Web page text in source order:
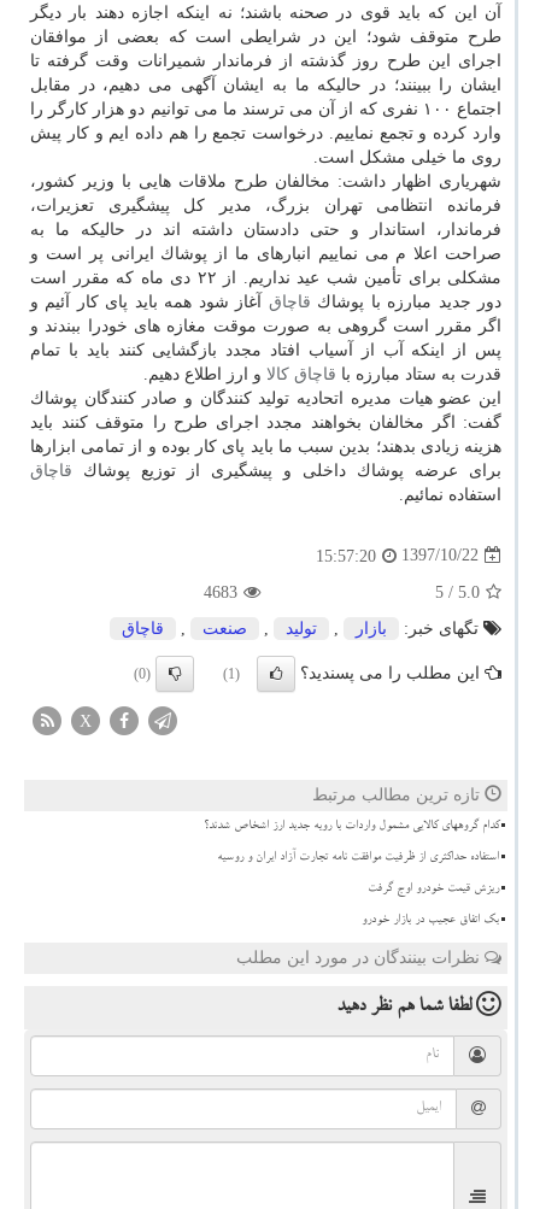
آن این كه باید قوی در صحنه باشند؛ نه اینكه اجازه دهند بار دیگر
طرح متوقف شود؛ این در شرایطی است كه بعضی از موافقان
اجرای این طرح روز گذشته از فرماندار شمیرانات وقت گرفته تا
ایشان را ببینند؛ در حالیكه ما به ایشان آگهی می دهیم، در مقابل
اجتماع ۱۰۰ نفری كه از آن می ترسند ما می توانیم دو هزار كارگر را
وارد كرده و تجمع نماییم. درخواست تجمع را هم داده ایم و كار پیش
روی ما خیلی مشكل است.
شهریاری اظهار داشت: مخالفان طرح ملاقات هایی با وزیر كشور،
فرمانده انتظامی تهران بزرگ، مدیر كل پیشگیری تعزیرات،
فرماندار، استاندار و حتی دادستان داشته اند در حالیكه ما به
صراحت اعلا م می نماییم انبارهای ما از پوشاك ایرانی پر است و
مشكلی برای تأمین شب عید نداریم. از ۲۲ دی ماه كه مقرر است
دور جدید مبارزه با پوشاك قاچاق آغاز شود همه باید پای كار آئیم و
اگر مقرر است گروهی به صورت موقت مغازه های خودرا ببندند و
پس از اینكه آب از آسیاب افتاد مجدد بازگشایی كنند باید با تمام
قدرت به ستاد مبارزه با قاچاق كالا و ارز اطلاع دهیم.
این عضو هیات مدیره اتحادیه تولید كنندگان و صادر كنندگان پوشاك
گفت: اگر مخالفان بخواهند مجدد اجرای طرح را متوقف كنند باید
هزینه زیادی بدهند؛ بدین سبب ما باید پای كار بوده و از تمامی ابزارها
برای عرضه پوشاك داخلی و پیشگیری از توزیع پوشاك قاچاق
استفاده نمائیم.
1397/10/22
15:57:20
5.0
/ 5
4683
تگهای خبر:
بازار , تولید , صنعت , قاچاق
این مطلب را می پسندید؟ (1)
(0)
X
تازه ترین مطالب مرتبط
کدام گروههای کالایی مشمول واردات با رویه جدید ارز اشخاص شدند؟
استفاده حداکثری از ظرفیت موافقت نامه تجارت آزاد ایران و روسیه
ریزش قیمت خودرو اوج گرفت
بک اتفاق عجیب در بازار خودرو
نظرات بینندگان در مورد این مطلب
لطفا شما همنظر دهید